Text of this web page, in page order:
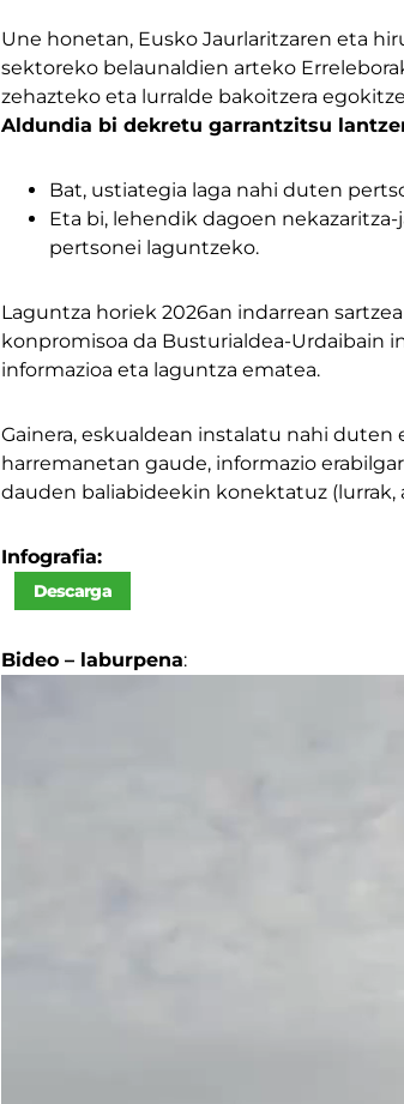
Une honetan, Eusko Jaurlaritzaren eta
sektoreko belaunaldien arteko
zehazteko eta lurralde bakoitzera
Aldundia bi dekretu garrantzitsu
Bat, ustiategia laga nahi duten
Eta bi, lehendik dagoen
pertsonei laguntzeko.
Laguntza horiek 2026an indarrean
konpromisoa da Busturialdea-Urdaibain
informazioa eta laguntza ematea.
Gainera, eskualdean instalatu nahi duten
harremanetan gaude, informazio
dauden baliabideekin konektatuz (lurrak,
Infografia:
Descarga
Bideo – laburpena: